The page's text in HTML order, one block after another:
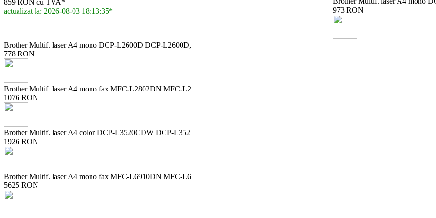
859 RON cu TVA*
actualizat la: 2026-08-03 18:13:35*
973 RON
Brother Multif. laser A4 mono DCP-L2600D DCP-L2600D,
778 RON
Brother Multif. laser A4 mono fax MFC-L2802DN MFC-L2
1076 RON
Brother Multif. laser A4 color DCP-L3520CDW DCP-L352
1926 RON
Brother Multif. laser A4 mono fax MFC-L6910DN MFC-L6
5625 RON